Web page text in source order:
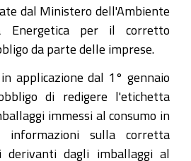
dal Ministero dell'Ambiente
Energetica per il corretto
da parte delle imprese.
applicazione dal 1° gennaio
di redigere l'etichetta
immessi al consumo in
sulla corretta
derivanti dagli imballaggi al